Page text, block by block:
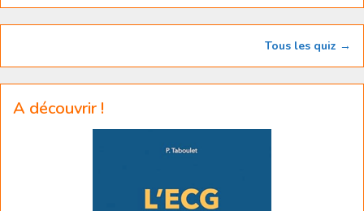
Tous les quiz →
A découvrir !